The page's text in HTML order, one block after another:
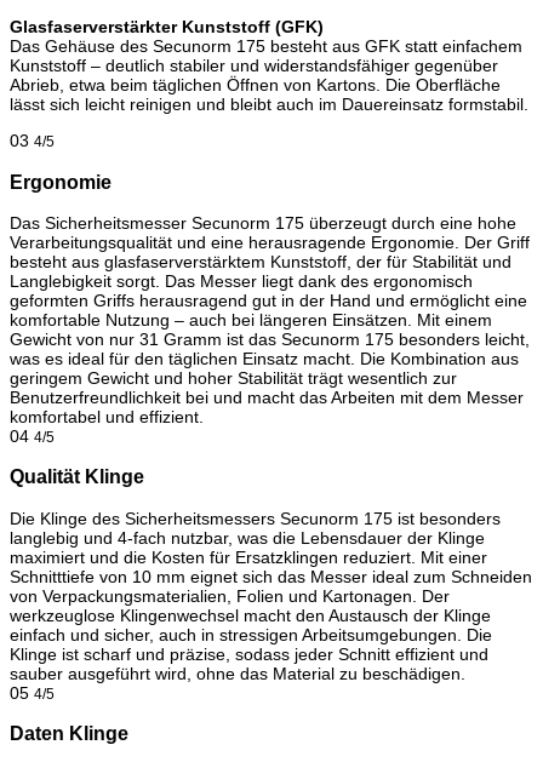
Glasfaserverstärkter Kunststoff (GFK)
Das Gehäuse des Secunorm 175 besteht aus GFK statt einfachem
Kunststoff – deutlich stabiler und widerstandsfähiger gegenüber
Abrieb, etwa beim täglichen Öffnen von Kartons. Die Oberfläche
lässt sich leicht reinigen und bleibt auch im Dauereinsatz formstabil.
03 4/5
Ergonomie
Das Sicherheitsmesser Secunorm 175 überzeugt durch eine hohe
Verarbeitungsqualität und eine herausragende Ergonomie. Der Griff
besteht aus glasfaserverstärktem Kunststoff, der für Stabilität und
Langlebigkeit sorgt. Das Messer liegt dank des ergonomisch
geformten Griffs herausragend gut in der Hand und ermöglicht eine
komfortable Nutzung – auch bei längeren Einsätzen. Mit einem
Gewicht von nur 31 Gramm ist das Secunorm 175 besonders leicht,
was es ideal für den täglichen Einsatz macht. Die Kombination aus
geringem Gewicht und hoher Stabilität trägt wesentlich zur
Benutzerfreundlichkeit bei und macht das Arbeiten mit dem Messer
komfortabel und effizient.
04 4/5
Qualität Klinge
Die Klinge des Sicherheitsmessers Secunorm 175 ist besonders
langlebig und 4-fach nutzbar, was die Lebensdauer der Klinge
maximiert und die Kosten für Ersatzklingen reduziert. Mit einer
Schnitttiefe von 10 mm eignet sich das Messer ideal zum Schneiden
von Verpackungsmaterialien, Folien und Kartonagen. Der
werkzeuglose Klingenwechsel macht den Austausch der Klinge
einfach und sicher, auch in stressigen Arbeitsumgebungen. Die
Klinge ist scharf und präzise, sodass jeder Schnitt effizient und
sauber ausgeführt wird, ohne das Material zu beschädigen.
05 4/5
Daten Klinge